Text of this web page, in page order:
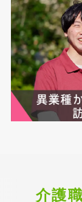
介護